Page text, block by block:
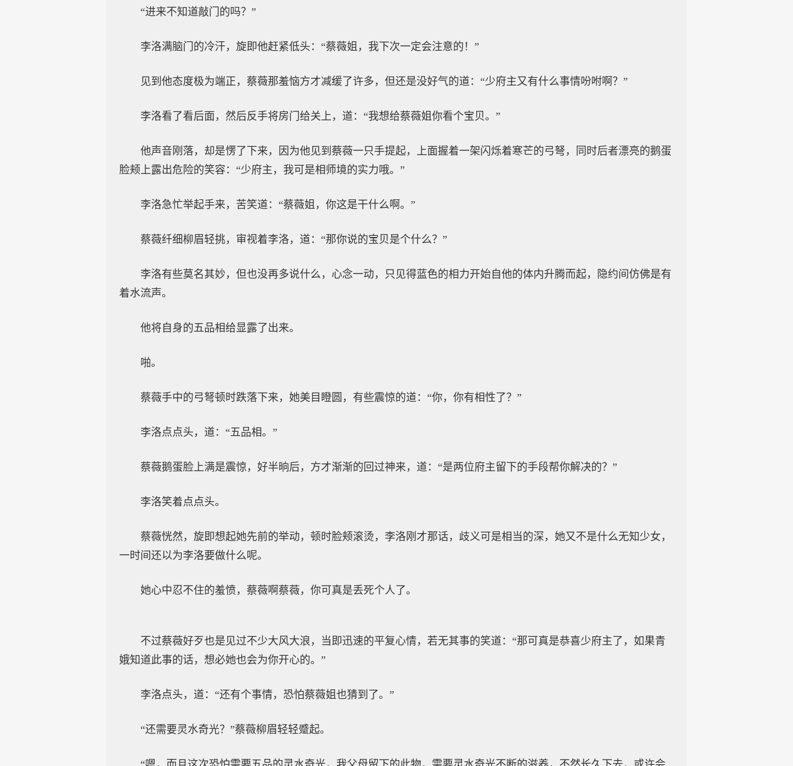
“进来不知道敲门的吗？”
李洛满脑门的冷汗，旋即他赶紧低头：“蔡薇姐，我下次一定会注意的！”
见到他态度极为端正，蔡薇那羞恼方才减缓了许多，但还是没好气的道：“少府主又有什么事情吩咐啊？”
李洛看了看后面，然后反手将房门给关上，道：“我想给蔡薇姐你看个宝贝。”
他声音刚落，却是愣了下来，因为他见到蔡薇一只手提起，上面握着一架闪烁着寒芒的弓弩，同时后者漂亮的鹅蛋
脸颊上露出危险的笑容：“少府主，我可是相师境的实力哦。”
李洛急忙举起手来，苦笑道：“蔡薇姐，你这是干什么啊。”
蔡薇纤细柳眉轻挑，审视着李洛，道：“那你说的宝贝是个什么？”
李洛有些莫名其妙，但也没再多说什么，心念一动，只见得蓝色的相力开始自他的体内升腾而起，隐约间仿佛是有
着水流声。
他将自身的五品相给显露了出来。
啪。
蔡薇手中的弓弩顿时跌落下来，她美目瞪圆，有些震惊的道：“你，你有相性了？”
李洛点点头，道：“五品相。”
蔡薇鹅蛋脸上满是震惊，好半晌后，方才渐渐的回过神来，道：“是两位府主留下的手段帮你解决的？”
李洛笑着点点头。
蔡薇恍然，旋即想起她先前的举动，顿时脸颊滚烫，李洛刚才那话，歧义可是相当的深，她又不是什么无知少女，
一时间还以为李洛要做什么呢。
她心中忍不住的羞愤，蔡薇啊蔡薇，你可真是丢死个人了。
不过蔡薇好歹也是见过不少大风大浪，当即迅速的平复心情，若无其事的笑道：“那可真是恭喜少府主了，如果青
娥知道此事的话，想必她也会为你开心的。”
李洛点头，道：“还有个事情，恐怕蔡薇姐也猜到了。”
“还需要灵水奇光？”蔡薇柳眉轻轻蹙起。